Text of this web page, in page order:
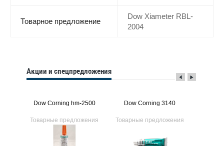
Товарное предложение
Dow Xiameter RBL-
2004
Акции и спецпредложения
Dow Corning hm-2500
Товарные предложения
Dow Corning 3140
Товарные предложения